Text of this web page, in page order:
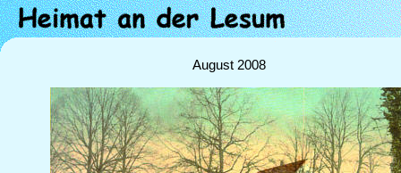
August 2008